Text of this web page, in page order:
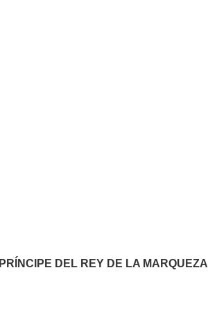
PRÍNCIPE DEL REY DE LA MARQUEZA